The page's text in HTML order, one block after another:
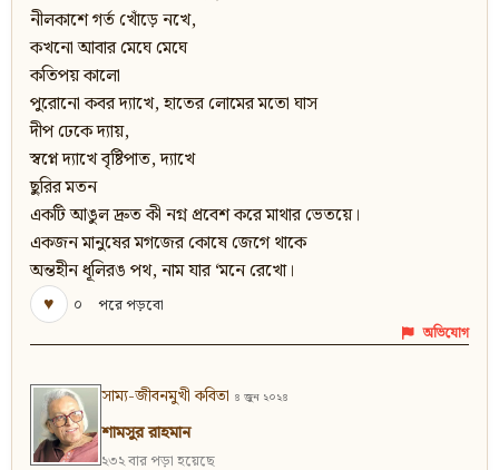
নীলকাশে গর্ত খোঁড়ে নখে,
কখনো আবার মেঘে মেঘে
কতিপয় কালো
পুরোনো কবর দ্যাখে, হাতের লোমের মতো ঘাস
দীপ ঢেকে দ্যায়,
স্বপ্নে দ্যাখে বৃষ্টিপাত, দ্যাখে
ছুরির মতন
একটি আঙুল দ্রুত কী নগ্ন প্রবেশ করে মাথার ভেতয়ে।
একজন মানুষের মগজের কোষে জেগে থাকে
অন্তহীন ধূলিরঙ পথ, নাম যার ‘মনে রেখো।
♥
০ পরে পড়বো
অভিযোগ
সাম্য-জীবনমুখী কবিতা ৪ জুন ২০২৪
শামসুর রাহমান
২৩২ বার পড়া হয়েছে